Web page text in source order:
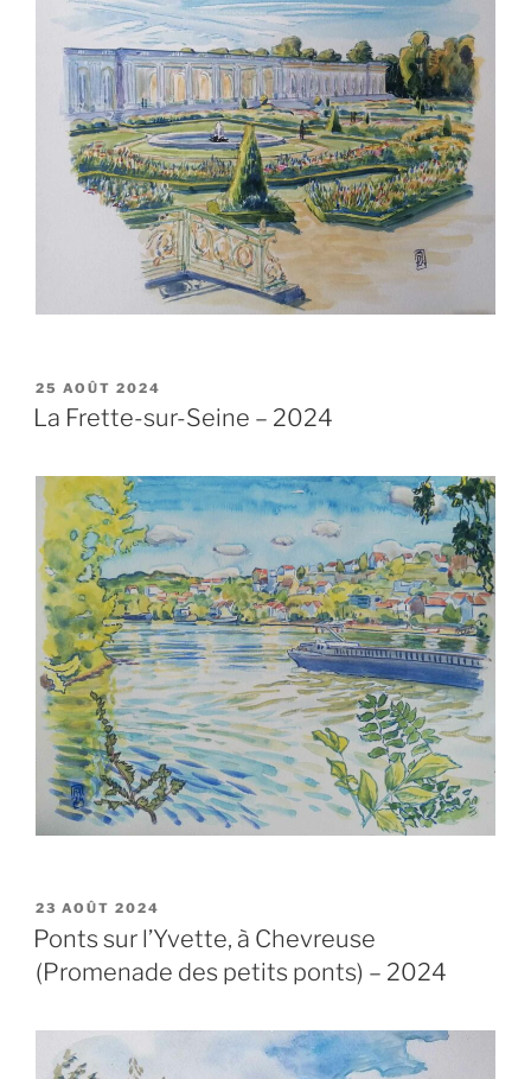
PUBLIÉ
LE
25 AOÛT 2024
La Frette-sur-Seine – 2024
PUBLIÉ
LE
23 AOÛT 2024
Ponts sur l’Yvette, à Chevreuse
(Promenade des petits ponts) – 2024